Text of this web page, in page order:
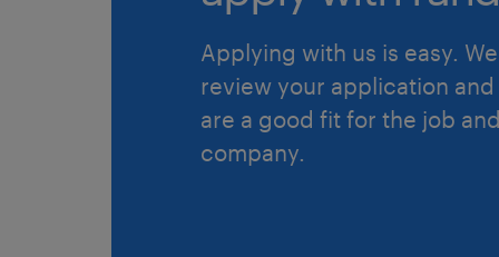
Applying with us is easy.
review your application
are a good fit for the job
company.